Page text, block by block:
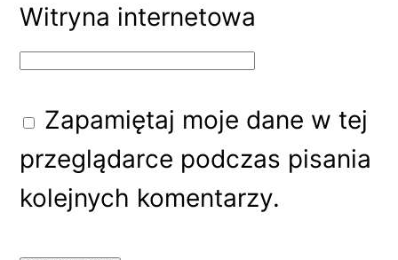
Witryna internetowa
Zapamiętaj moje dane w tej
przeglądarce podczas pisania
kolejnych komentarzy.